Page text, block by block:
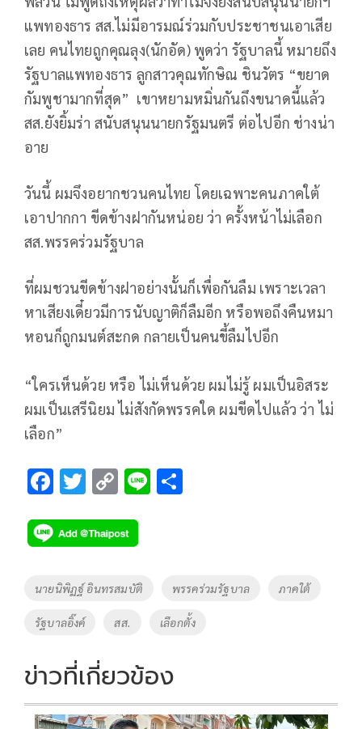
แพทองธาร สส.ไม่มีอารมณ์ร่วมกับประชาชนเอาเสีย
เลย คนไทยถูกคุณลุง(นักอัด) พูดว่า รัฐบาลนี้ หมายถึง
รัฐบาลแพทองธาร ลูกสาวคุณทักษิณ ชินวัตร “ขยาด
กัมพูชามากที่สุด” เขาหยามหมิ่นกันถึงขนาดนี้แล้ว
สส.ยังยิ้มร่า สนับสนุนนายกรัฐมนตรี ต่อไปอีก ช่างน่า
อาย
วันนี้ ผมจึงอยากชวนคนไทย โดยเฉพาะคนภาคใต้
เอาปากกา ขีดข้างฝากันหน่อย ว่า ครั้งหน้าไม่เลือก
สส.พรรคร่วมรัฐบาล
ที่ผมชวนขีดข้างฝาอย่างนั้นก็เพื่อกันลืม เพราะเวลา
หาเสียงเดี๋ยวมีการนับญาติก็ลืมอีก หรือพอถึงคืนหมา
หอนก็ถูกมนต์สะกด กลายเป็นคนขี้ลืมไปอีก
“ใครเห็นด้วย หรือ ไม่เห็นด้วย ผมไม่รู้ ผมเป็นอิสระ
ผมเป็นเสรีนิยม ไม่สังกัดพรรคใด ผมขีดไปแล้ว ว่า ไม่
เลือก”
F
e
b
o
k
T
tt
er
C
p
y
Li
k
Li
Tags
นายนิพิฏฐ์ อินทรสมบัติ พรรคร่วมรัฐบาล ภาคใต้
รัฐบาลอิ๊งค์ สส. เลือกตั้ง
ข่าวที่เกี่ยวข้อง